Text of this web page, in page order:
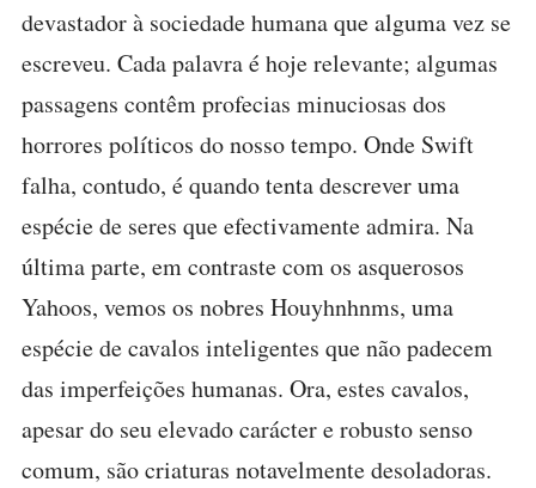
devastador à sociedade humana que alguma vez se
escreveu. Cada palavra é hoje relevante; algumas
passagens contêm profecias minuciosas dos
horrores políticos do nosso tempo. Onde Swift
falha, contudo, é quando tenta descrever uma
espécie de seres que efectivamente admira. Na
última parte, em contraste com os asquerosos
Yahoos, vemos os nobres Houyhnhnms, uma
espécie de cavalos inteligentes que não padecem
das imperfeições humanas. Ora, estes cavalos,
apesar do seu elevado carácter e robusto senso
comum, são criaturas notavelmente desoladoras.